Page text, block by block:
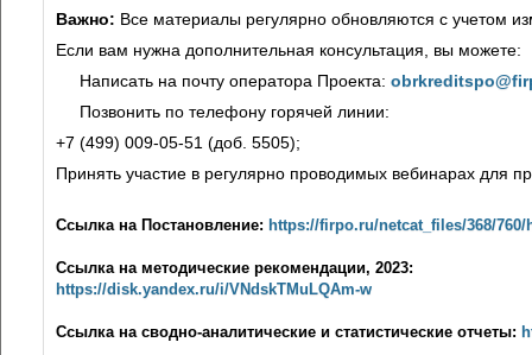
Важно: Все материалы регулярно обновляются с учетом
Если вам нужна дополнительная консультация, вы можете:
Написать на почту оператора Проекта:
Позвонить по телефону горячей линии:
+7 (499) 009-05-51 (доб. 5505);
Принять участие в регулярно проводимых вебинарах для
Ссылка на Постановление: https://firpo.ru/netcat_files/368/760/
Ссылка на методические рекомендации, 2023:
https://disk.yandex.ru/i/VNdskTMuLQAm-w
Ссылка на сводно-аналитические и статистические отчеты: